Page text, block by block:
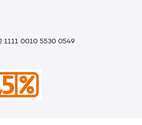
1111 0010 5530 0549